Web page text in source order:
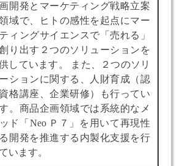
開発とマーケティング戦略立案
域で、ヒトの感性を起点にマー
ィングサイエンスで「売れる」
り出す２つのソリューションを
しています。 また、２つのソリ
ションに関する、人財育成（認
格講座、企業研修）も行ってい
。商品企画領域では系統的なメ
ド「Neo Ｐ７」を用いて再現性
開発を推進する内製化支援を行
います。